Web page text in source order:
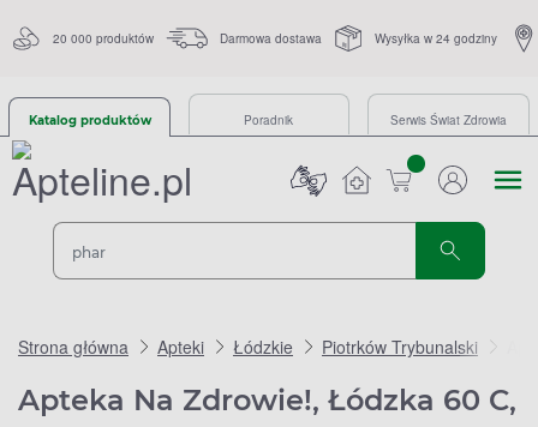
20 000 produktów Darmowa dostawa Wysyłka w 24 godziny
Katalog produktów Poradnik Serwis Świat Zdrowia
sztuk
Strona główna Apteki Łódzkie Piotrków Trybunalski
Apteka Na Zdrowie!, Łódzka 60 C,